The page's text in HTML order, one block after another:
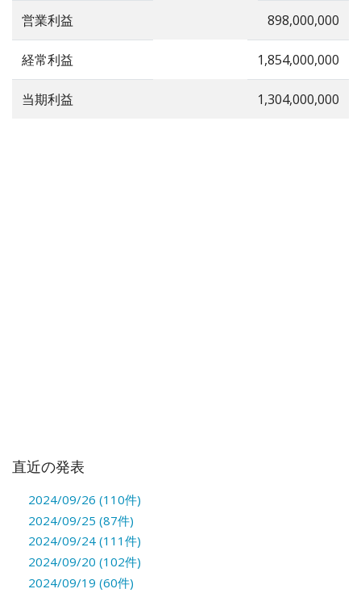
営業利益 898,000,000
経常利益 1,854,000,000
当期利益 1,304,000,000
直近の発表
2024/09/26 (110件)
2024/09/25 (87件)
2024/09/24 (111件)
2024/09/20 (102件)
2024/09/19 (60件)